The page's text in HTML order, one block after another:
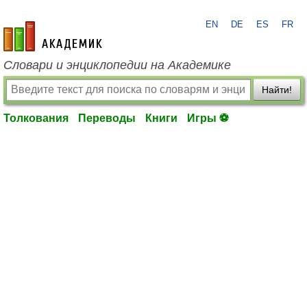
academic.ru
EN DE ES FR
Словари и энциклопедии на Академике
Найти!
Толкования Переводы Книги Игры ⚽